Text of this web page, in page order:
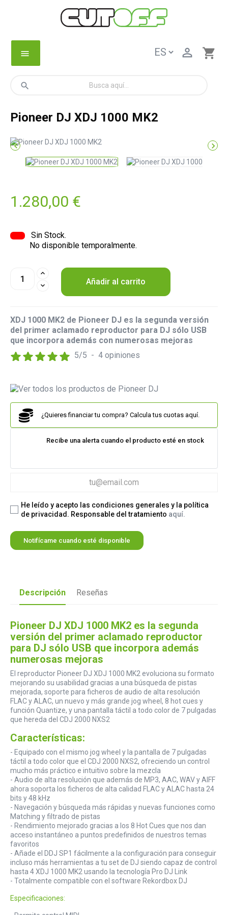
menu shopping_cart

search
Pioneer DJ XDJ 1000 MK2
 
1.280,00 €
Sin Stock.
No disponible temporalmente.
Añadir al carrito
XDJ 1000 MK2 de Pioneer DJ es la segunda versión
del primer aclamado reproductor para DJ sólo USB
que incorpora además con numerosas mejoras
5/5 - 4 opiniones
¿Quieres financiar tu compra? Calcula tus cuotas aquí.
Recibe una alerta cuando el producto esté en stock
He leído y acepto las condiciones generales y la política
de privacidad. Responsable del tratamiento aquí.
Notifícame cuando esté disponible
Descripción Reseñas
Pioneer DJ XDJ 1000 MK2 es la segunda
versión del primer aclamado reproductor
para DJ sólo USB que incorpora además
numerosas mejoras
El reproductor Pioneer DJ XDJ 1000 MK2 evoluciona su formato
mejorando su usabilidad gracias a una búsqueda de pistas
mejorada, soporte para ficheros de audio de alta resolución
FLAC y ALAC, un nuevo y más grande jog wheel, 8 hot cues y
función Quantize, y una pantalla táctil a todo color de 7 pulgadas
que hereda del CDJ 2000 NXS2
Características:
- Equipado con el mismo jog wheel y la pantalla de 7 pulgadas
táctil a todo color que el CDJ 2000 NXS2, ofreciendo un control
mucho más práctico e intuitivo sobre la mezcla
- Audio de alta resolución que además de MP3, AAC, WAV y AIFF
ahora soporta los ficheros de alta calidad FLAC y ALAC hasta 24
bits y 48 kHz
- Navegación y búsqueda más rápidas y nuevas funciones como
Matching y filtrado de pistas
- Rendimiento mejorado gracias a los 8 Hot Cues que nos dan
acceso instantáneo a puntos predefinidos de nuestros temas
favoritos
- Añade el DDJ SP1 fácilmente a la configuración para conseguir
incluso más herramientas a tu set de DJ siendo capaz de control
hasta 4 XDJ 1000 MK2 usando la tecnología Pro DJ Link
- Totalmente compatible con el software Rekordbox DJ
Especificaciones: